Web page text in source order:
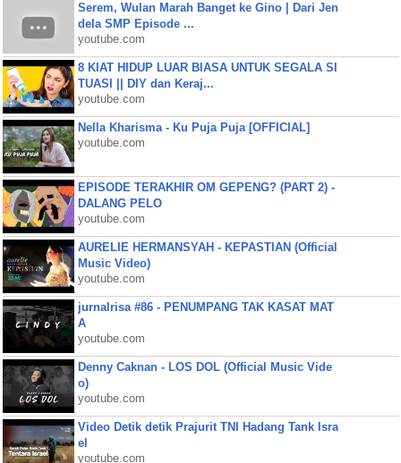
Serem, Wulan Marah Banget ke Gino | Dari Jen
dela SMP Episode ...
youtube.com
8 KIAT HIDUP LUAR BIASA UNTUK SEGALA SI
TUASI || DIY dan Keraj...
youtube.com
Nella Kharisma - Ku Puja Puja [OFFICIAL]
youtube.com
EPISODE TERAKHIR OM GEPENG? (PART 2) -
DALANG PELO
youtube.com
AURELIE HERMANSYAH - KEPASTIAN (Official
Music Video)
youtube.com
jurnalrisa #86 - PENUMPANG TAK KASAT MAT
A
youtube.com
Denny Caknan - LOS DOL (Official Music Vide
o)
youtube.com
Video Detik detik Prajurit TNI Hadang Tank Isra
el
youtube.com